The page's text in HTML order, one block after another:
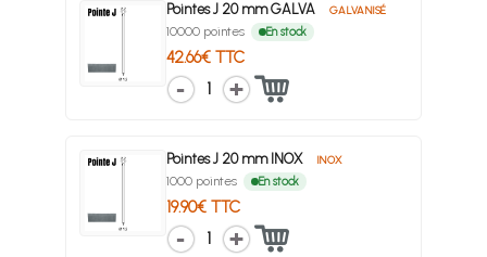
Pointes J 20 mm GALVA GALVANISÉ
10000 pointes En stock
42.66€ TTC
1
Pointes J 20 mm INOX INOX
1000 pointes En stock
19.90€ TTC
1